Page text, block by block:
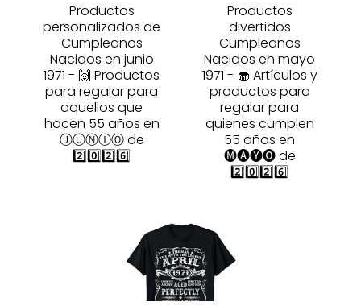
Productos
personalizados de
Cumpleaños
Nacidos en junio
1971 - 🙌 Productos
para regalar para
aquellos que
hacen 55 años en
ⒿⓊⓃⒾⓄ de
2️⃣0️⃣2️⃣6️⃣
Productos
divertidos
Cumpleaños
Nacidos en mayo
1971 - 🧁 Artículos y
productos para
regalar para
quienes cumplen
55 años en
🅜🅐🅨🅞 de
2️⃣0️⃣2️⃣6️⃣